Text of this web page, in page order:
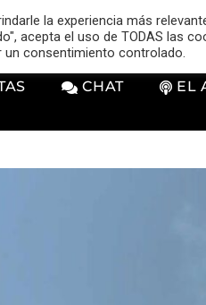
CHAT EL
la experiencia más
acepta el uso de TODAS las
un consentimiento controlado.